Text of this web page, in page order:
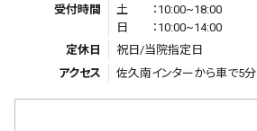
受付時間
土 ：10:00~18:00
日 ：10:00~14:00
定休日
祝日/当院指定日
アクセス
佐久南インターから車で5分